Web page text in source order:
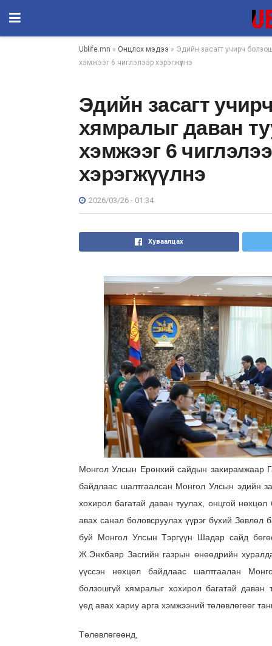
Ublife.mn » Онцлох мэдээ » Эдийн засагт учирч
хэмжээг 6 чиглэлээр хэрэгжүүлнэ
Эдийн засагт
хямралыг даван
хэмжээг 6
хэрэгжүүлнэ
2026/03/26 - 01:34
Хуваалцах
Монгол Улсын Ерөнхий сайдын захирамжаар
байдлаас шалтгаалсан Монгол Улсын эдийн
хохирол багатай даван туулах, онцгой
авах санал боловсруулах үүрэг бүхий Зөвлөл
буй Монгол Улсын Тэргүүн Шадар сайд
Ж.Энхбаяр Засгийн газрын өнөөдрийн
үүссэн нөхцөл байдлаас шалтгаалан
болзошгүй хямралыг хохирол багатай даван
үед авах хариу арга хэмжээний төлөвлөгөөг
Төлөвлөгөөнд,